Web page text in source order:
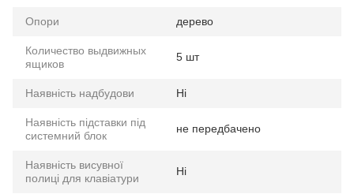
Опори дерево
Количество выдвижных
ящиков
5 шт
Наявність надбудови Ні
Наявність підставки під
системний блок
не передбачено
Наявність висувної
полиці для клавіатури
Ні